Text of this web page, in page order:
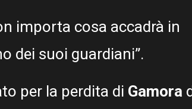
importa cosa accadrà in
dei suoi guardiani”.
per la perdita di Gamora